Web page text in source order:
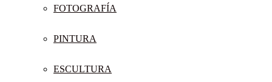
FOTOGRAFÍA
PINTURA
ESCULTURA